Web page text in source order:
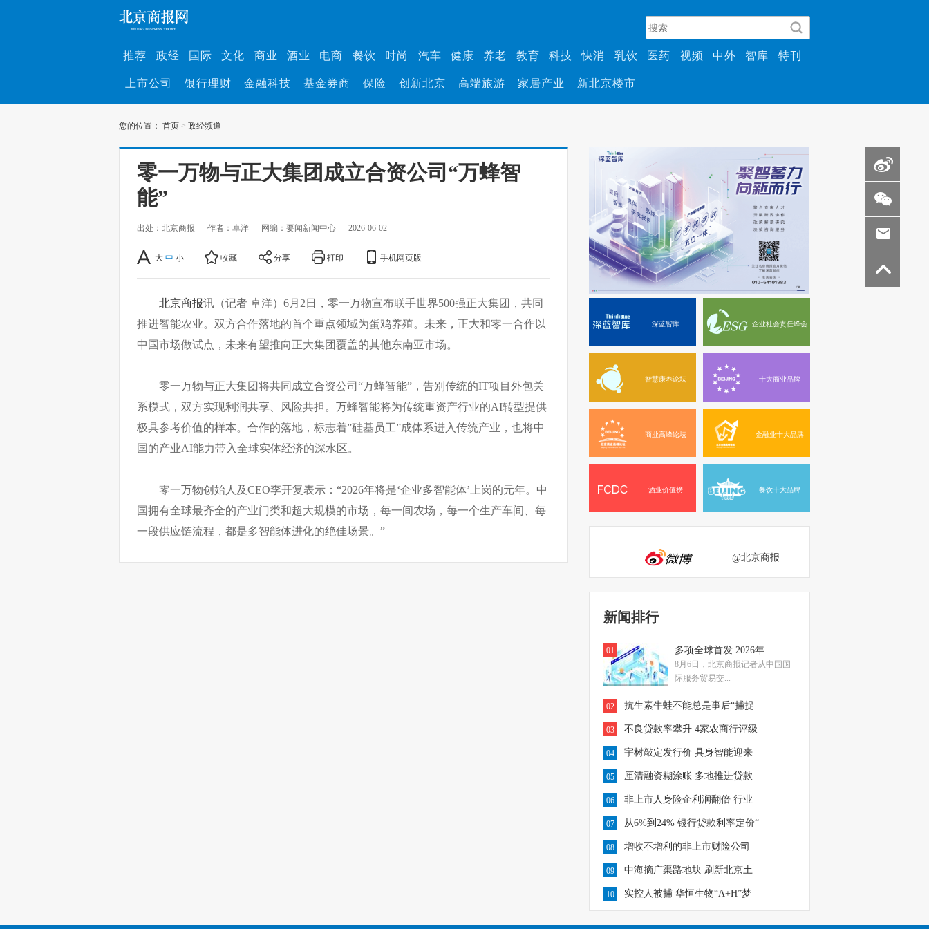
推荐 政经 国际 文化 商业 酒业 电商 餐饮 时尚 汽车 健康 养老 教育 科技 快消 乳饮 医药 视频 中外 智库 特刊
上市公司 银行理财 金融科技 基金券商 保险 创新北京 高端旅游 家居产业 新北京楼市
您的位置： 首页 > 政经频道
零一万物与正大集团成立合资公司“万蜂智
能”
出处：北京商报 作者：卓洋 网编：要闻新闻中心 2026-06-02
大 中 小 收藏 分享 打印 手机网页版
北京商报讯（记者 卓洋）6月2日，零一万物宣布联手世界500强正大集团，共同
推进智能农业。双方合作落地的首个重点领域为蛋鸡养殖。未来，正大和零一合作以
中国市场做试点，未来有望推向正大集团覆盖的其他东南亚市场。
零一万物与正大集团将共同成立合资公司“万蜂智能”，告别传统的IT项目外包关
系模式，双方实现利润共享、风险共担。万蜂智能将为传统重资产行业的AI转型提供
极具参考价值的样本。合作的落地，标志着”硅基员工”成体系进入传统产业，也将中
国的产业AI能力带入全球实体经济的深水区。
零一万物创始人及CEO李开复表示：“2026年将是‘企业多智能体’上岗的元年。中
国拥有全球最齐全的产业门类和超大规模的市场，每一间农场，每一个生产车间、每
一段供应链流程，都是多智能体进化的绝佳场景。”
深蓝智库 企业社会责任峰会
智慧康养论坛 十大商业品牌
商业高峰论坛 金融业十大品牌
酒业价值榜 餐饮十大品牌
@北京商报
新闻排行
01 多项全球首发 2026年
8月6日，北京商报记者从中国国
际服务贸易交...
02 抗生素牛蛙不能总是事后“捕捉
03 不良贷款率攀升 4家农商行评级
04 宇树敲定发行价 具身智能迎来
05 厘清融资糊涂账 多地推进贷款
06 非上市人身险企利润翻倍 行业
07 从6%到24% 银行贷款利率定价“
08 增收不增利的非上市财险公司
09 中海摘广渠路地块 刷新北京土
10 实控人被捕 华恒生物“A+H”梦